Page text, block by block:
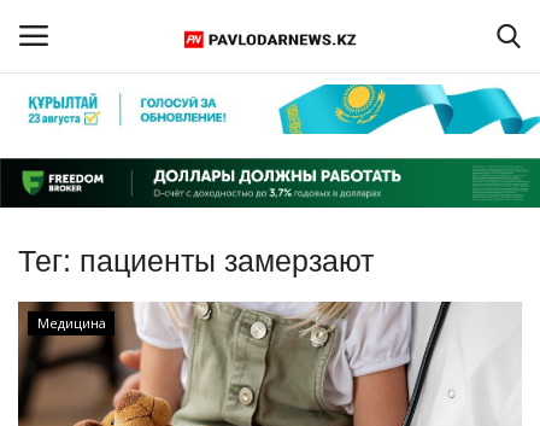
Регистрация
Главная
Обратная связь
ПАВЛОДАРСКАЯ ОБЛАСТЬ
КАЗАХСТАН
Тег: пациенты замерзают
Медицина